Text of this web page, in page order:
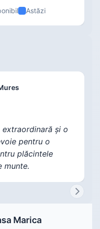
Astăzi
și o
pentru o
plăcintele
munte.
Marica